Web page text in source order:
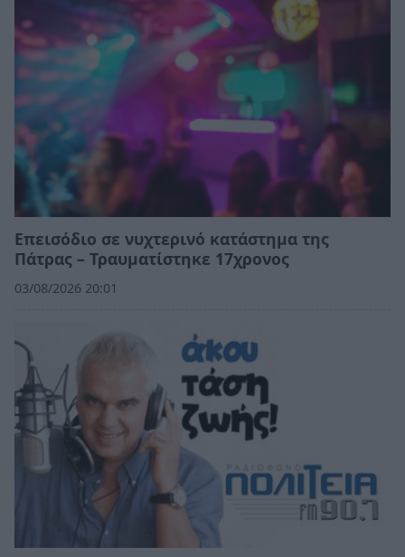
Επεισόδιο σε νυχτερινό κατάστημα της
Πάτρας – Τραυματίστηκε 17χρονος
03/08/2026 20:01